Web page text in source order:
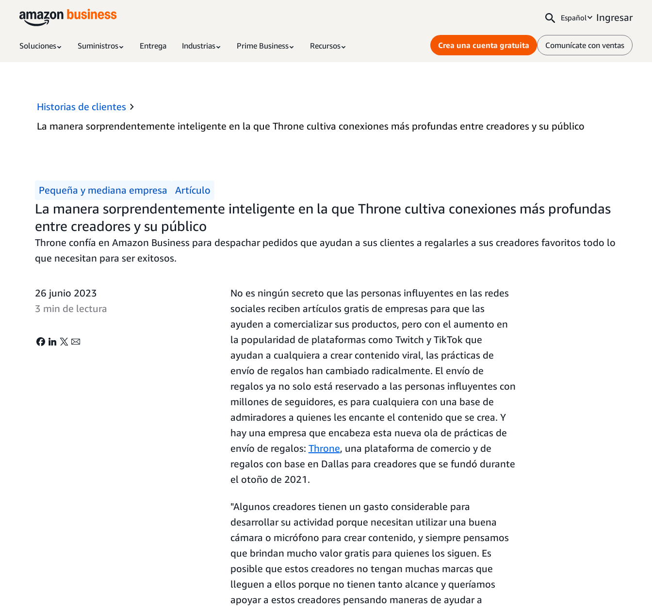
Español Ingresar
Soluciones Suministros Entrega Industrias Prime Business Recursos Crea una cuenta gratuita Comunícate con ventas
Historias de clientes
La manera sorprendentemente inteligente en la que Throne cultiva conexiones más profundas entre creadores y su público
Pequeña y mediana empresa Artículo
La manera sorprendentemente inteligente en la que Throne cultiva conexiones más profundas
entre creadores y su público
Throne confía en Amazon Business para despachar pedidos que ayudan a sus clientes a regalarles a sus creadores favoritos todo lo
que necesitan para ser exitosos.
26 junio 2023
3 min de lectura
No es ningún secreto que las personas influyentes en las redes
sociales reciben artículos gratis de empresas para que las
ayuden a comercializar sus productos, pero con el aumento en
la popularidad de plataformas como Twitch y TikTok que
ayudan a cualquiera a crear contenido viral, las prácticas de
envío de regalos han cambiado radicalmente. El envío de
regalos ya no solo está reservado a las personas influyentes con
millones de seguidores, es para cualquiera con una base de
admiradores a quienes les encante el contenido que se crea. Y
hay una empresa que encabeza esta nueva ola de prácticas de
envío de regalos: Throne, una plataforma de comercio y de
regalos con base en Dallas para creadores que se fundó durante
el otoño de 2021.
"Algunos creadores tienen un gasto considerable para
desarrollar su actividad porque necesitan utilizar una buena
cámara o micrófono para crear contenido, y siempre pensamos
que brindan mucho valor gratis para quienes los siguen. Es
posible que estos creadores no tengan muchas marcas que
lleguen a ellos porque no tienen tanto alcance y queríamos
apoyar a estos creadores pensando maneras de ayudar a